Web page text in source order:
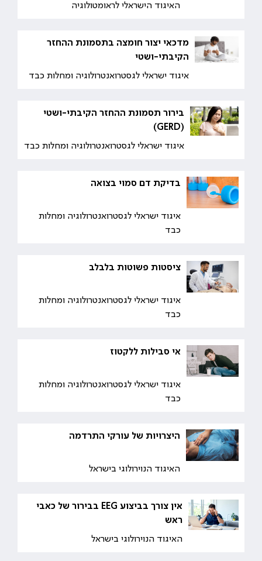
האיגוד הישראלי לראומטולוגיה
מדכאי יצור חומצה בתסמונת ההחזר
הקיבתי-ושטי
איגוד ישראלי לגסטרואנטרולוגיה ומחלות כבד
בירור תסמונת ההחזר הקיבתי-ושטי
(GERD)
איגוד ישראלי לגסטרואנטרולוגיה ומחלות כבד
בדיקת דם סמוי בצואה
איגוד ישראלי לגסטרואנטרולוגיה ומחלות
כבד
ציסטות פשוטות בלבלב
איגוד ישראלי לגסטרואנטרולוגיה ומחלות
כבד
אי סבילות ללקטוז
איגוד ישראלי לגסטרואנטרולוגיה ומחלות
כבד
היצרויות של עורקי התרדמה
האיגוד הנוירולוגי בישראל
אין צורך בביצוע EEG בבירור של כאבי
ראש
האיגוד הנוירולוגי בישראל